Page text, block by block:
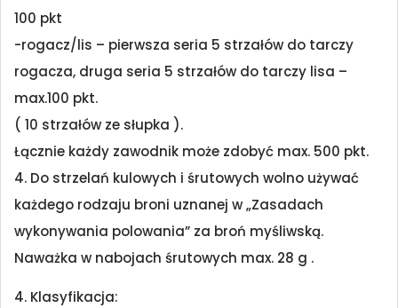
100 pkt
-rogacz/lis – pierwsza seria 5 strzałów do tarczy
rogacza, druga seria 5 strzałów do tarczy lisa –
max.100 pkt.
( 10 strzałów ze słupka ).
Łącznie każdy zawodnik może zdobyć max. 500 pkt.
4. Do strzelań kulowych i śrutowych wolno używać
każdego rodzaju broni uznanej w „Zasadach
wykonywania polowania” za broń myśliwską.
Naważka w nabojach śrutowych max. 28 g .
4. Klasyfikacja: